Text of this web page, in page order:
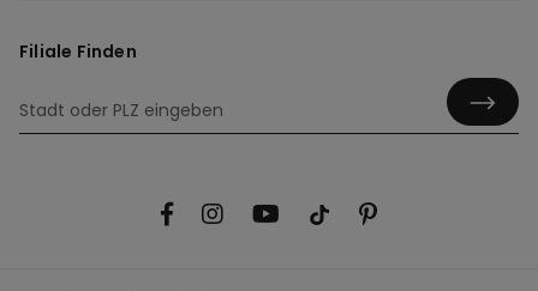
Filiale Finden